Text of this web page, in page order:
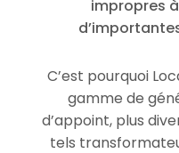
impropres
C’est pourquoi
gamme de
d’appoint, plus
tels